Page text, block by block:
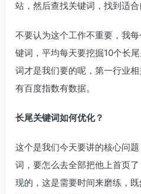
站，然后查找关键词，找到适合
不要认为这个工作不重要，我
键词，平均每天要挖掘10个长
词才是我们要的呢，第一行业
有百度指数有数据。
长尾关键词如何优化？
这个是我们今天要讲的核心问
词，要怎么去全部把他上首页
现的，这是需要时间来磨练，